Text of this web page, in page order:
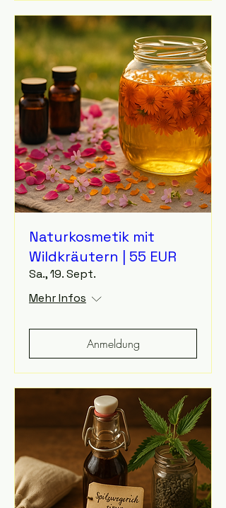
Naturkosmetik mit
Wildkräutern | 55 EUR
Sa., 19. Sept.
Mehr Infos
Anmeldung